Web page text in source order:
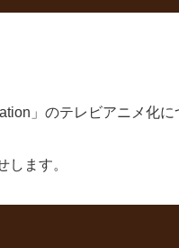
」のテレビアニメ化に
ます。